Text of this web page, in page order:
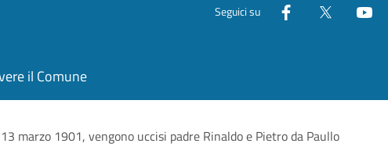
Seguici su
il Comune
marzo 1901, vengono uccisi padre Rinaldo e Pietro da Paullo